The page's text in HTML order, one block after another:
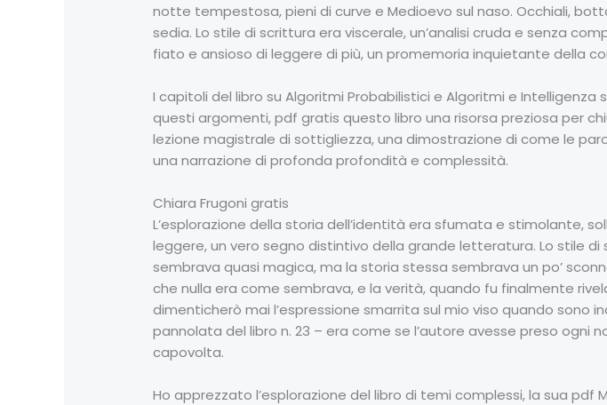
notte tempestosa, pieni di curve e Medioevo sul naso. Occhiali,
sedia. Lo stile di scrittura era viscerale, un’analisi cruda e senza
fiato e ansioso di leggere di più, un promemoria inquietante della
I capitoli del libro su Algoritmi Probabilistici e Algoritmi e
questi argomenti, pdf gratis questo libro una risorsa preziosa per
lezione magistrale di sottigliezza, una dimostrazione di come le
una narrazione di profonda profondità e complessità.
Chiara Frugoni gratis
L’esplorazione della storia dell’identità era sfumata e stimolante,
leggere, un vero segno distintivo della grande letteratura. Lo stile
sembrava quasi magica, ma la storia stessa sembrava un po’
che nulla era come sembrava, e la verità, quando fu finalmente
dimenticherò mai l’espressione smarrita sul mio viso quando sono
pannolata del libro n. 23 – era come se l’autore avesse preso ogni
capovolta.
Ho apprezzato l’esplorazione del libro di temi complessi, la sua